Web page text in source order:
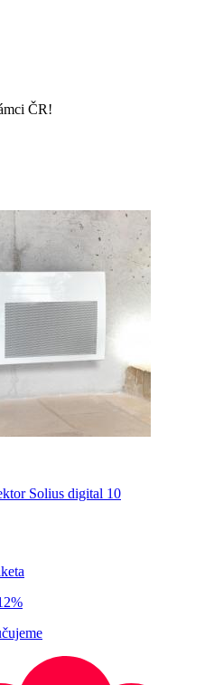
ČR!
Solius digital 10